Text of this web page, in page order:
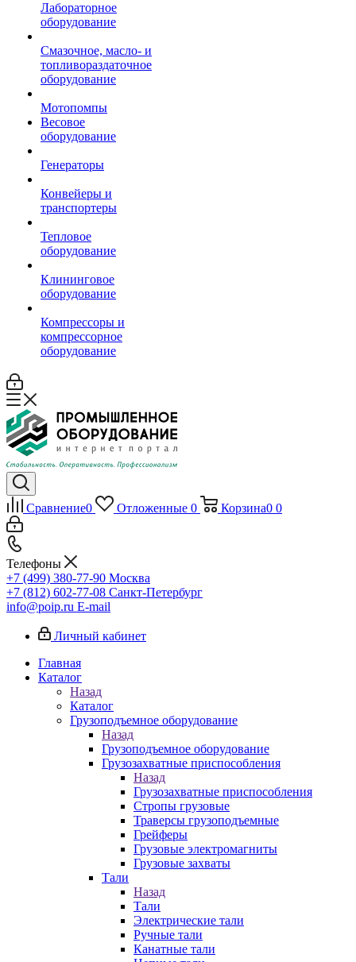
Лабораторное
оборудование
Смазочное, масло- и
топливораздаточное
оборудование
Мотопомпы
Весовое
оборудование
Генераторы
Конвейеры и
транспортеры
Тепловое
оборудование
Клининговое
оборудование
Компрессоры и
компрессорное
оборудование
Сравнение0 Отложенные 0 Корзина0 0
Телефоны
+7 (499) 380-77-90 Москва
+7 (812) 602-77-08 Санкт-Петербург
info@poip.ru E-mail
Личный кабинет
Главная
Каталог
Назад
Каталог
Грузоподъемное оборудование
Назад
Грузоподъемное оборудование
Грузозахватные приспособления
Назад
Грузозахватные приспособления
Стропы грузовые
Траверсы грузоподъемные
Грейферы
Грузовые электромагниты
Грузовые захваты
Тали
Назад
Тали
Электрические тали
Ручные тали
Канатные тали